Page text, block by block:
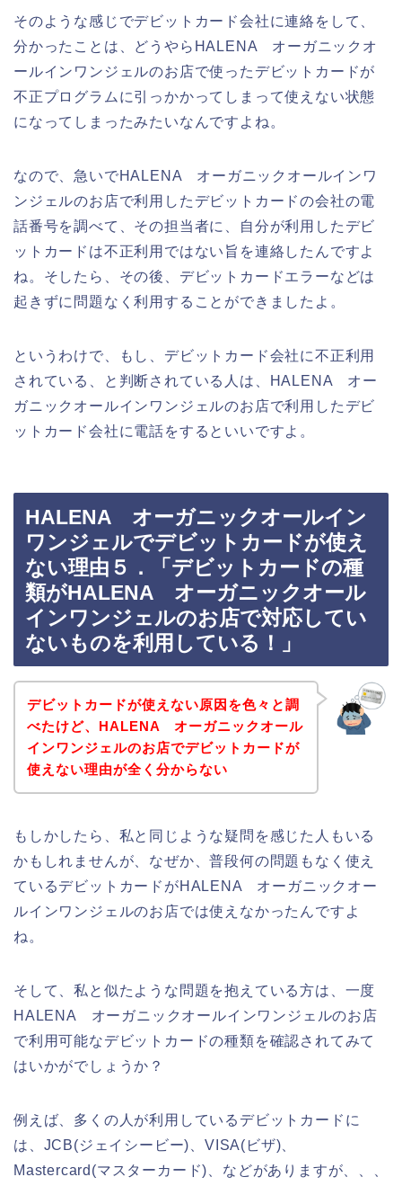
そのような感じでデビットカード会社に連絡をして、
分かったことは、どうやらHALENA オーガニックオ
ールインワンジェルのお店で使ったデビットカードが
不正プログラムに引っかかってしまって使えない状態
になってしまったみたいなんですよね。
なので、急いでHALENA オーガニックオールインワ
ンジェルのお店で利用したデビットカードの会社の電
話番号を調べて、その担当者に、自分が利用したデビ
ットカードは不正利用ではない旨を連絡したんですよ
ね。そしたら、その後、デビットカードエラーなどは
起きずに問題なく利用することができましたよ。
というわけで、もし、デビットカード会社に不正利用
されている、と判断されている人は、HALENA オー
ガニックオールインワンジェルのお店で利用したデビ
ットカード会社に電話をするといいですよ。
HALENA オーガニックオールイン
ワンジェルでデビットカードが使え
ない理由５．「デビットカードの種
類がHALENA オーガニックオール
インワンジェルのお店で対応してい
ないものを利用している！」
デビットカードが使えない原因を色々と調
べたけど、HALENA オーガニックオール
インワンジェルのお店でデビットカードが
使えない理由が全く分からない
もしかしたら、私と同じような疑問を感じた人もいる
かもしれませんが、なぜか、普段何の問題もなく使え
ているデビットカードがHALENA オーガニックオー
ルインワンジェルのお店では使えなかったんですよ
ね。
そして、私と似たような問題を抱えている方は、一度
HALENA オーガニックオールインワンジェルのお店
で利用可能なデビットカードの種類を確認されてみて
はいかがでしょうか？
例えば、多くの人が利用しているデビットカードに
は、JCB(ジェイシービー)、VISA(ビザ)、
Mastercard(マスターカード)、などがありますが、、、